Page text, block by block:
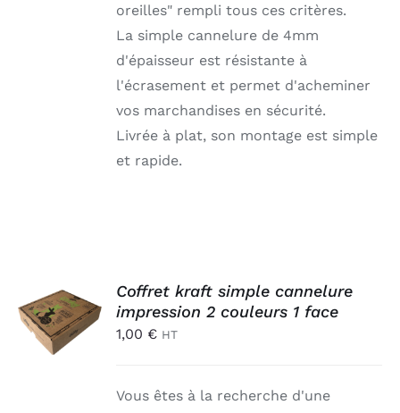
oreilles" rempli tous ces critères.
La simple cannelure de 4mm
d'épaisseur est résistante à
l'écrasement et permet d'acheminer
vos marchandises en sécurité.
Livrée à plat, son montage est simple
et rapide.
AJOUTER
AU
PANIER
Coffret kraft simple cannelure
impression 2 couleurs 1 face
1,00 € HT
Vous êtes à la recherche d'une